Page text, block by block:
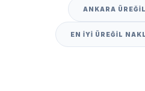
ANKARA
EN IYI ÜREĞIL